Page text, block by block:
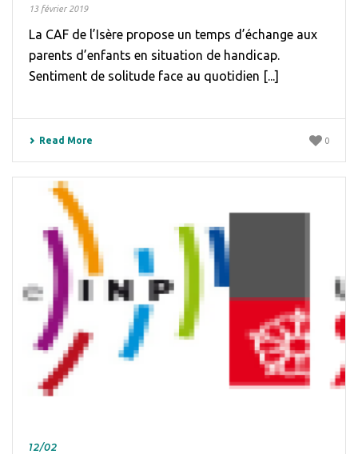
13 février 2019
La CAF de l’Isère propose un temps d’échange aux
parents d’enfants en situation de handicap.
Sentiment de solitude face au quotidien [...]
Read More 0
12/02